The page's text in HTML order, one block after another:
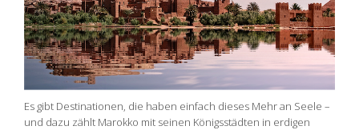
Es gibt Destinationen, die haben einfach dieses Mehr an Seele –
und dazu zählt Marokko mit seinen Königsstädten in erdigen